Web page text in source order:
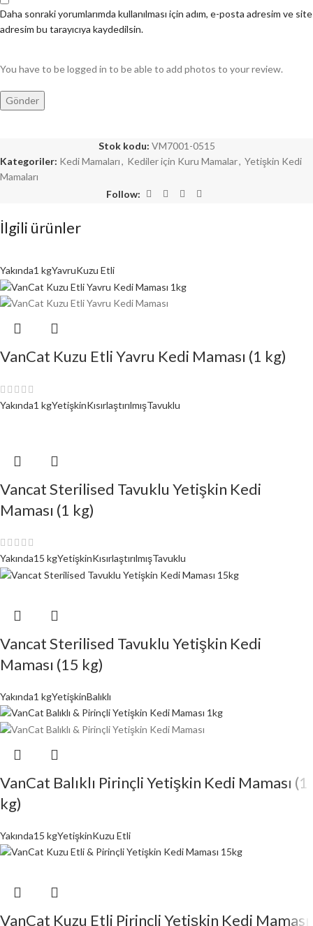
Daha sonraki yorumlarımda kullanılması için adım, e-posta adresim ve site
adresim bu tarayıcıya kaydedilsin.
You have to be logged in to be able to add photos to your review.
Stok kodu: VM7001-0515
Kategoriler: Kedi Mamaları, Kediler için Kuru Mamalar, Yetişkin Kedi
Mamaları
Follow:
İlgili ürünler
Yakında1 kgYavruKuzu Etli
VanCat Kuzu Etli Yavru Kedi Maması (1 kg)
Yakında1 kgYetişkinKısırlaştırılmışTavuklu
Vancat Sterilised Tavuklu Yetişkin Kedi
Maması (1 kg)
Yakında15 kgYetişkinKısırlaştırılmışTavuklu
Vancat Sterilised Tavuklu Yetişkin Kedi
Maması (15 kg)
Yakında1 kgYetişkinBalıklı
VanCat Balıklı Pirinçli Yetişkin Kedi Maması (1
kg)
Yakında15 kgYetişkinKuzu Etli
VanCat Kuzu Etli Pirinçli Yetişkin Kedi Maması